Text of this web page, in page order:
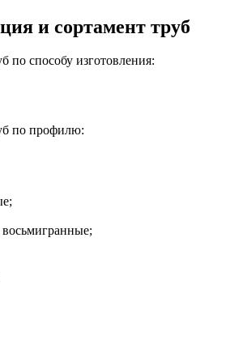
и сортамент труб
по способу изготовления:
по профилю: